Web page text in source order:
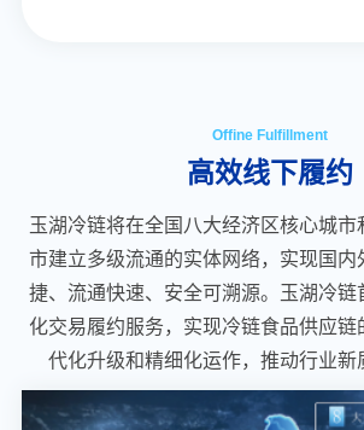
Offine Fulfillment
高效线下履约
玉湖冷链将在全国八大经济区核心城
市建立多级流通的实体网络，实现国内
捷、流通快速、安全可溯源。玉湖冷链
化交易履约服务，实现冷链食品供应链
代化升级和精细化运作，推动行业新